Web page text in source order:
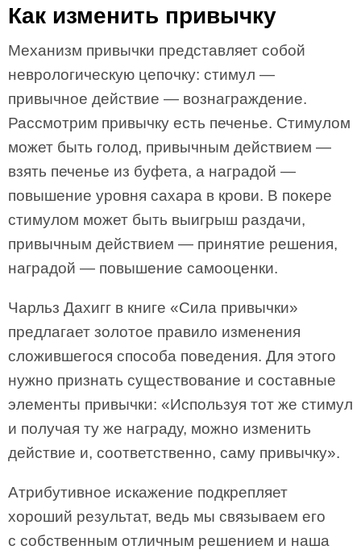
Как изменить привычку
Механизм привычки представляет собой
неврологическую цепочку: стимул —
привычное действие — вознаграждение.
Рассмотрим привычку есть печенье. Стимулом
может быть голод, привычным действием —
взять печенье из буфета, а наградой —
повышение уровня сахара в крови. В покере
стимулом может быть выигрыш раздачи,
привычным действием — принятие решения,
наградой — повышение самооценки.
Чарльз Дахигг в книге «Сила привычки»
предлагает золотое правило изменения
сложившегося способа поведения. Для этого
нужно признать существование и составные
элементы привычки: «Используя тот же стимул
и получая ту же награду, можно изменить
действие и, соответственно, саму привычку».
Атрибутивное искажение подкрепляет
хороший результат, ведь мы связываем его
с собственным отличным решением и наша